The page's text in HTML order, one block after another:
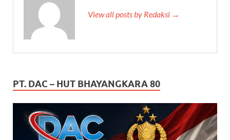
View all posts by Redaksi →
PT. DAC – HUT BHAYANGKARA 80